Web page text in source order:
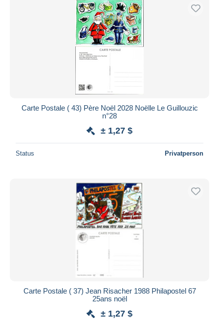
Carte Postale ( 43) Père Noël 2028 Noëlle Le Guillouzic
n°28
± 1,27 $
Status Privatperson
Carte Postale ( 37) Jean Risacher 1988 Philapostel 67
25ans noël
± 1,27 $